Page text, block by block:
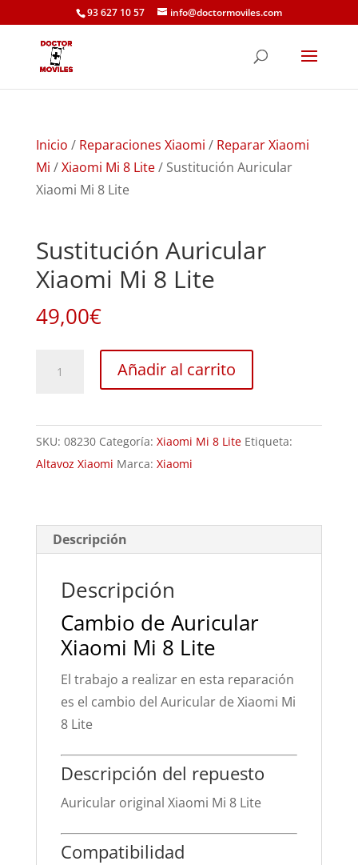
93 627 10 57 info@doctormoviles.com
Inicio / Reparaciones Xiaomi / Reparar Xiaomi
Mi /Xiaomi Mi 8 Lite/ Sustitución Auricular
Xiaomi Mi 8 Lite
Sustitución Auricular
Xiaomi Mi 8 Lite
49,00€
Mi
8
Lite
Añadir al carrito
SKU: 08230 Categoría: Xiaomi Mi 8 Lite Etiqueta:
Altavoz Xiaomi Marca: Xiaomi
Descripción
Descripción
Cambio de Auricular
Xiaomi Mi 8 Lite
El trabajo a realizar en esta reparación
es el cambio del Auricular de Xiaomi Mi
8 Lite
Descripción del repuesto
Auricular original Xiaomi Mi 8 Lite
Compatibilidad